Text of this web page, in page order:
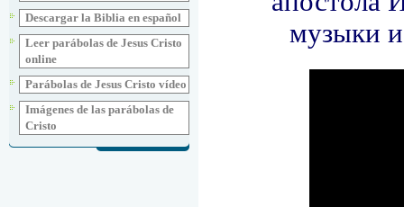
Descargar la Biblia en español
Leer parábolas de Jesus Cristo
online
Parábolas de Jesus Cristo vídeo
Imágenes de las parábolas de
Cristo